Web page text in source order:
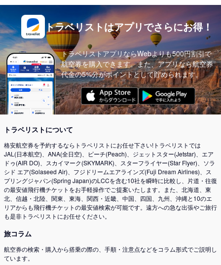
トラベリストはアプリでさらにお得！
トラベリストアプリならWebよりも500円割引で
航空券を購入できます。また、アプリなら航空券
代金の5%分がポイントとして貯められます。
トラベリストについて
格安航空券を予約するならトラベリストにお任せ下さい!トラベリストでは
JAL(日本航空)、ANA(全日空)、ピーチ(Peach)、ジェットスター(Jetstar)、エア
ドゥ(AIR DO)、スカイマーク(SKYMARK)、スターフライヤー(Star Flyer)、ソラ
シド エア(Solaseed Air)、フジドリームエアラインズ(Fuji Dream Airlines)、ス
プリングジャパン(Spring Japan)のLCCを含む10社を瞬時に比較し、片道・往復
の最安値飛行機チケットをお手軽操作でご提案いたします。また、北海道、東
北、信越・北陸、関東、東海、関西・近畿、中国、四国、九州、沖縄と10のエ
リアからも飛行機チケットの最安値検索が可能です。遠方への急な出張やご旅行
も是非トラベリストにお任せください。
旅コラム
航空券の検索・購入から搭乗の際の、手順・注意点などをコラム形式でご説明し
ています。